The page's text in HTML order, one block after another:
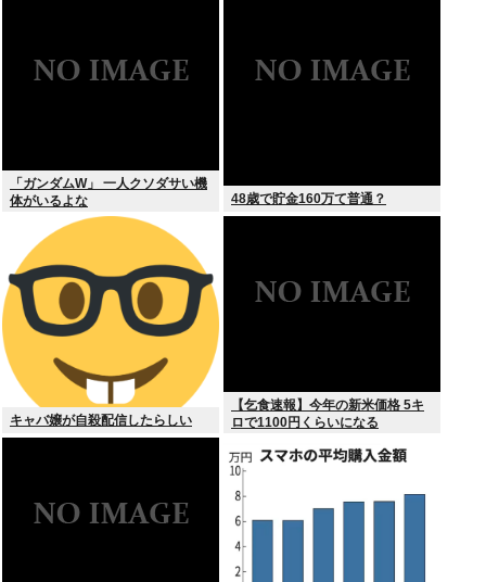
「ガンダムW」 一人クソダサい機
体がいるよな
48歳で貯金160万て普通？
キャバ嬢が自殺配信したらしい
【乞食速報】今年の新米価格 5キ
ロで1100円くらいになる